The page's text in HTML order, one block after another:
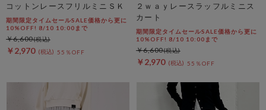
コットンレースフリルミニＳＫ
期間限定タイムセールSALE価格から更に
10%OFF! 8/10 10:00まで
￥2,970 55％OFF
￥6,600
２ｗａｙレースラッフルミニス
カート
期間限定タイムセールSALE価格から更に
10%OFF! 8/10 10:00まで
￥2,970 55％OFF
￥6,600